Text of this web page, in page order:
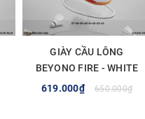
GIÀY CẦU LÔNG
BEYONO FIRE - WHITE
619.000₫
650.000₫